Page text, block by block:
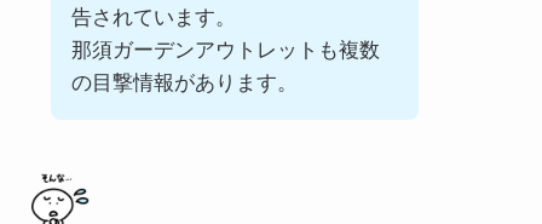
告されています。
那須ガーデンアウトレットも複数
の目撃情報があります。